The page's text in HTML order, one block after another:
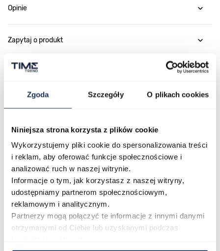
Zgoda Szczegóły O plikach cookies
Niniejsza strona korzysta z plików cookie
Wykorzystujemy pliki cookie do spersonalizowania treści
i reklam, aby oferować funkcje społecznościowe i
analizować ruch w naszej witrynie.
Informacje o tym, jak korzystasz z naszej witryny,
udostępniamy partnerom społecznościowym,
reklamowym i analitycznym.
Partnerzy mogą połączyć te informacje z innymi danymi
otrzymanymi od Ciebie lub uzyskanymi podczas
Opinie
Zapytaj o produkt
Płatność i dostawa
Najczęściej kupowane
Poruszanie się po elementach karuzeli jest możliwe za pomocą
Naciśnij, aby pominąć karuzelę
Naciśnij, aby przejść do nawigacji karuzeli